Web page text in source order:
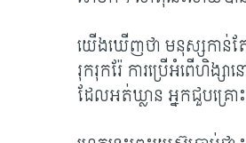
យើង​ឃើញ​ថា មនុស្ស​កាន់តែ​
រុក​រុក​រ៉ែ ការប្រើ​អំពើ​ហិង្ស
ដែល​អត់​ឃ្លាន អ្នក​ជួប​គ្រោ